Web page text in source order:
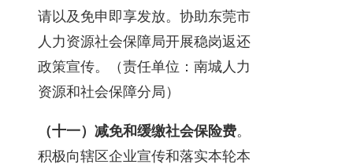
请以及免申即享发放。协助东莞市
人力资源社会保障局开展稳岗返还
政策宣传。（责任单位：南城人力
资源和社会保障分局）
（十一）减免和缓缴社会保险费。
积极向辖区企业宣传和落实本轮本